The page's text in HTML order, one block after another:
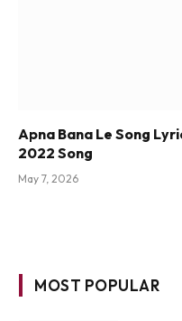
Apna Bana Le Song
2022 Song
May 7, 2026
MOST POPULAR